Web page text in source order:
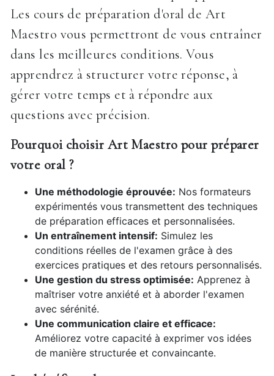
Les cours de préparation d'oral de Art
Maestro vous permettront de vous entraîner
dans les meilleures conditions. Vous
apprendrez à structurer votre réponse, à
gérer votre temps et à répondre aux
questions avec précision.
Pourquoi choisir Art Maestro pour préparer
votre oral ?
Une méthodologie éprouvée: Nos formateurs
expérimentés vous transmettent des techniques
de préparation efficaces et personnalisées.
Un entraînement intensif: Simulez les
conditions réelles de l'examen grâce à des
exercices pratiques et des retours personnalisés.
Une gestion du stress optimisée: Apprenez à
maîtriser votre anxiété et à aborder l'examen
avec sérénité.
Une communication claire et efficace:
Améliorez votre capacité à exprimer vos idées
de manière structurée et convaincante.